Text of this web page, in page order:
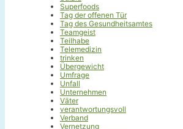
Superfoods
Tag der offenen Tür
Tag des Gesundheitsamtes
Teamgeist
Teilhabe
Telemedizin
trinken
Übergewicht
Umfrage
Unfall
Unternehmen
Väter
verantwortungsvoll
Verband
Vernetzung